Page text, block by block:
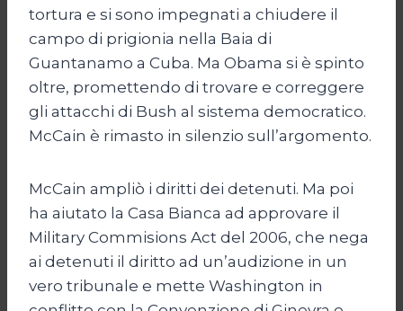
tortura e si sono impegnati a chiudere il
campo di prigionia nella Baia di
Guantanamo a Cuba. Ma Obama si è spinto
oltre, promettendo di trovare e correggere
gli attacchi di Bush al sistema democratico.
McCain è rimasto in silenzio sull’argomento.
McCain ampliò i diritti dei detenuti. Ma poi
ha aiutato la Casa Bianca ad approvare il
Military Commisions Act del 2006, che nega
ai detenuti il diritto ad un’audizione in un
vero tribunale e mette Washington in